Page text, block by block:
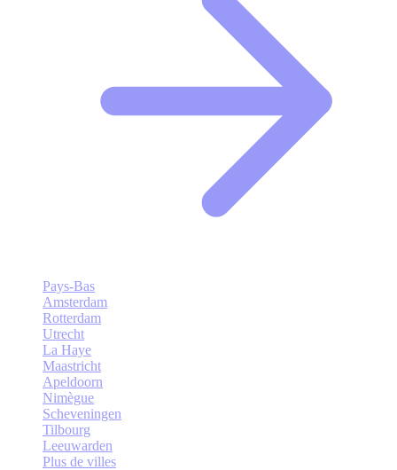
Pays-Bas
Amsterdam
Rotterdam
Utrecht
La Haye
Maastricht
Apeldoorn
Nimègue
Scheveningen
Tilbourg
Leeuwarden
Plus de villes